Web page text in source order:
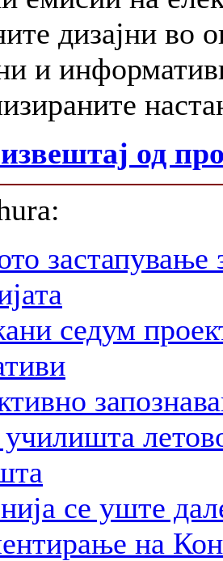
дизајни во
и
од
застапување
седум
се уште
на